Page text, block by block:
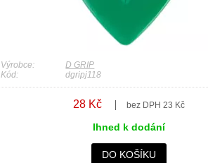
Výrobce:
D GRIP
Kód:
dgripj118
28 Kč bez DPH 23 Kč
Ihned k dodání
DO KOŠÍKU